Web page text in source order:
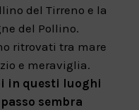
del Tirreno e la
del Pollino.
ritrovati tra mare
e meraviglia.
in questi luoghi
sembra